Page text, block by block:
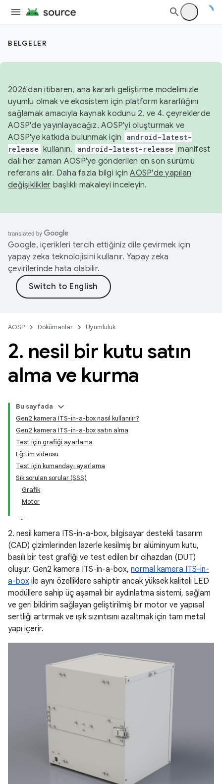
BELGELER
2026'dan itibaren, ana kararlı geliştirme modelimizle
uyumlu olmak ve ekosistem için platform kararlılığını
sağlamak amacıyla kaynak kodunu 2. ve 4. çeyreklerde
AOSP'de yayınlayacağız. AOSP'yi oluşturmak ve
AOSP'ye katkıda bulunmak için
android-latest-
release kullanın. android-latest-release manifest
dalı her zaman AOSP'ye gönderilen en son sürümü
referans alır. Daha fazla bilgi içinAOSP'de yapılan
değişiklikler başlıklı makaleyi inceleyin.
Google, içerikleri tercih ettiğiniz dile çevirmek için
yapay zeka teknolojisini kullanır. Yapay zeka
çevirilerinde hata olabilir.
AOSP Dokümanlar Uyumluluk
2. nesil bir kutu satın
alma ve kurma
Bu sayfada
Gen2 kamera ITS-in-a-box nasıl kullanılır?
Gen2 kamera ITS-in-a-box satın alma
Test için grafiği ayarlama
Eğitim videosu
Test için kumandayı ayarlama
Sık sorulan sorular (SSS)
Grafik
Motor
2. nesil kamera ITS-in-a-box, bilgisayar destekli tasarım
(CAD) çizimlerinden lazerle kesilmiş bir alüminyum kutu,
basılı bir test grafiği ve test edilen bir cihazdan (DUT)
oluşur. Gen2 kamera ITS-in-a-box, normal kamera ITS-in-
a-box ile aynı özelliklere sahiptir ancak yüksek kaliteli LED
modüllere sahip üç aşamalı bir aydınlatma sistemi, sağlam
ve geri bildirim sağlayan geliştirilmiş bir motor ve yapısal
sertliği artırmak ve ışık sızıntısını azaltmak için tam metal
yapı içerir.